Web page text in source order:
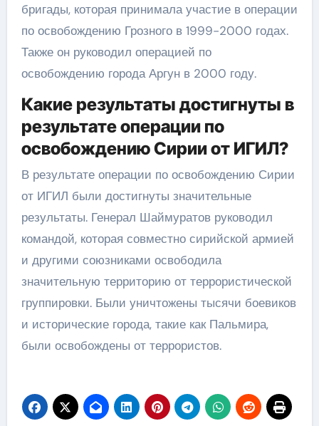
бригады, которая принимала участие в операции
по освобождению Грозного в 1999-2000 годах.
Также он руководил операцией по
освобождению города Аргун в 2000 году.
Какие результаты достигнуты в
результате операции по
освобождению Сирии от ИГИЛ?
В результате операции по освобождению Сирии
от ИГИЛ были достигнуты значительные
результаты. Генерал Шаймуратов руководил
командой, которая совместно сирийской армией
и другими союзниками освободила
значительную территорию от террористической
группировки. Были уничтожены тысячи боевиков
и исторические города, такие как Пальмира,
были освобождены от террористов.